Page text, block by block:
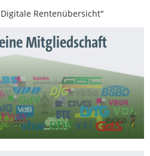
Rentenübersicht"
Mitgliedschaft